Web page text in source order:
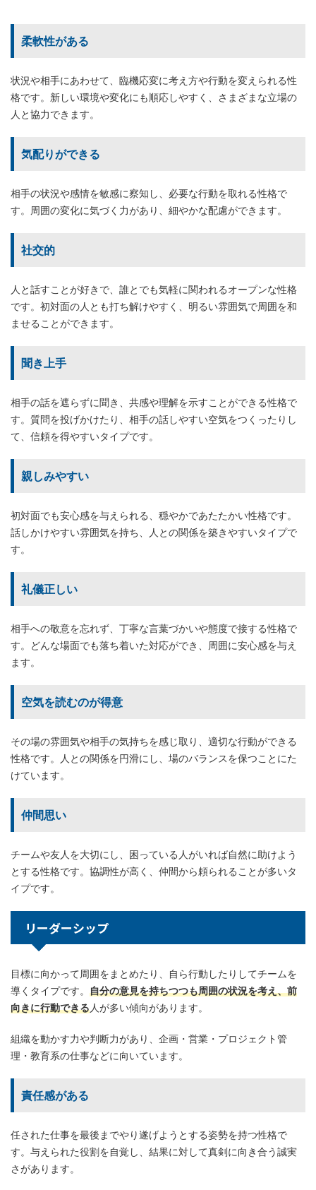
柔軟性がある
状況や相手にあわせて、臨機応変に考え方や行動を変えられる性
格です。新しい環境や変化にも順応しやすく、さまざまな立場の
人と協力できます。
気配りができる
相手の状況や感情を敏感に察知し、必要な行動を取れる性格で
す。周囲の変化に気づく力があり、細やかな配慮ができます。
社交的
人と話すことが好きで、誰とでも気軽に関われるオープンな性格
です。初対面の人とも打ち解けやすく、明るい雰囲気で周囲を和
ませることができます。
聞き上手
相手の話を遮らずに聞き、共感や理解を示すことができる性格で
す。質問を投げかけたり、相手の話しやすい空気をつくったりし
て、信頼を得やすいタイプです。
親しみやすい
初対面でも安心感を与えられる、穏やかであたたかい性格です。
話しかけやすい雰囲気を持ち、人との関係を築きやすいタイプで
す。
礼儀正しい
相手への敬意を忘れず、丁寧な言葉づかいや態度で接する性格で
す。どんな場面でも落ち着いた対応ができ、周囲に安心感を与え
ます。
空気を読むのが得意
その場の雰囲気や相手の気持ちを感じ取り、適切な行動ができる
性格です。人との関係を円滑にし、場のバランスを保つことにた
けています。
仲間思い
チームや友人を大切にし、困っている人がいれば自然に助けよう
とする性格です。協調性が高く、仲間から頼られることが多いタ
イプです。
リーダーシップ
目標に向かって周囲をまとめたり、自ら行動したりしてチームを
導くタイプです。 自分の意見を持ちつつも周囲の状況を考え、前
向きに行動できる人が多い傾向があります。
組織を動かす力や判断力があり、企画・営業・プロジェクト管
理・教育系の仕事などに向いています。
責任感がある
任された仕事を最後までやり遂げようとする姿勢を持つ性格で
す。与えられた役割を自覚し、結果に対して真剣に向き合う誠実
さがあります。